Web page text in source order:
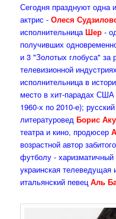
Сегодня празднуют одна
актрис -Олеся
исполнительница Шер -
получивших
и 3 "Золотых глобуса" за
телевизионной
исполнительница в
место в хит-парадах США
1960-х по 2010-е);
литературоведБорис
театра и кино, продюсер
возрастной автор
футболу -
украинская телеведущая
итальянский певец Аль